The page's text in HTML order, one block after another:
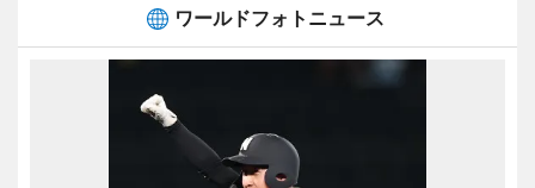
ワールドフォトニュース